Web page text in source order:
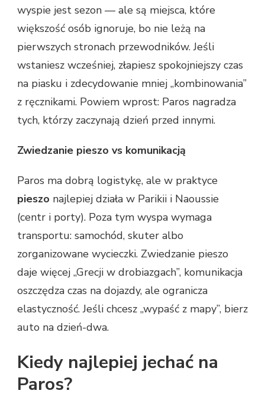
wyspie jest sezon — ale są miejsca, które
większość osób ignoruje, bo nie leżą na
pierwszych stronach przewodników. Jeśli
wstaniesz wcześniej, złapiesz spokojniejszy czas
na piasku i zdecydowanie mniej „kombinowania”
z ręcznikami. Powiem wprost: Paros nagradza
tych, którzy zaczynają dzień przed innymi.
Zwiedzanie pieszo vs komunikacją
Paros ma dobrą logistykę, ale w praktyce
pieszo najlepiej działa w Parikii i Naoussie
(centr i porty). Poza tym wyspa wymaga
transportu: samochód, skuter albo
zorganizowane wycieczki. Zwiedzanie pieszo
daje więcej „Grecji w drobiazgach”, komunikacja
oszczędza czas na dojazdy, ale ogranicza
elastyczność. Jeśli chcesz „wypaść z mapy”, bierz
auto na dzień-dwa.
Kiedy najlepiej jechać na
Paros?